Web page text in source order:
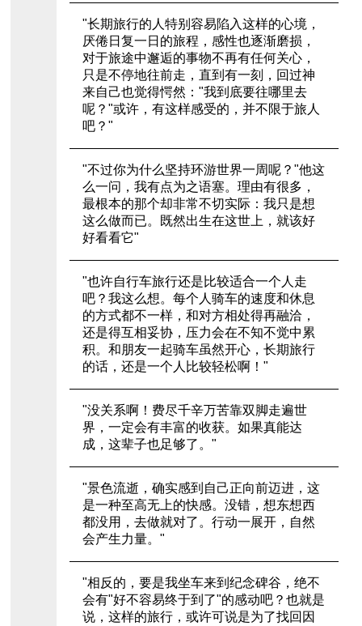
"长期旅行的人特别容易陷入这样的心境，
厌倦日复一日的旅程，感性也逐渐磨损，
对于旅途中邂逅的事物不再有任何关心，
只是不停地往前走，直到有一刻，回过神
来自己也觉得愕然："我到底要往哪里去
呢？"或许，有这样感受的，并不限于旅人
吧？"
"不过你为什么坚持环游世界一周呢？"他这
么一问，我有点为之语塞。理由有很多，
最根本的那个却非常不切实际：我只是想
这么做而已。既然出生在这世上，就该好
好看看它"
"也许自行车旅行还是比较适合一个人走
吧？我这么想。每个人骑车的速度和休息
的方式都不一样，和对方相处得再融洽，
还是得互相妥协，压力会在不知不觉中累
积。和朋友一起骑车虽然开心，长期旅行
的话，还是一个人比较轻松啊！"
"没关系啊！费尽千辛万苦靠双脚走遍世
界，一定会有丰富的收获。如果真能达
成，这辈子也足够了。"
"景色流逝，确实感到自己正向前迈进，这
是一种至高无上的快感。没错，想东想西
都没用，去做就对了。行动一展开，自然
会产生力量。"
"相反的，要是我坐车来到纪念碑谷，绝不
会有"好不容易终于到了"的感动吧？也就是
说，这样的旅行，或许可说是为了找回因